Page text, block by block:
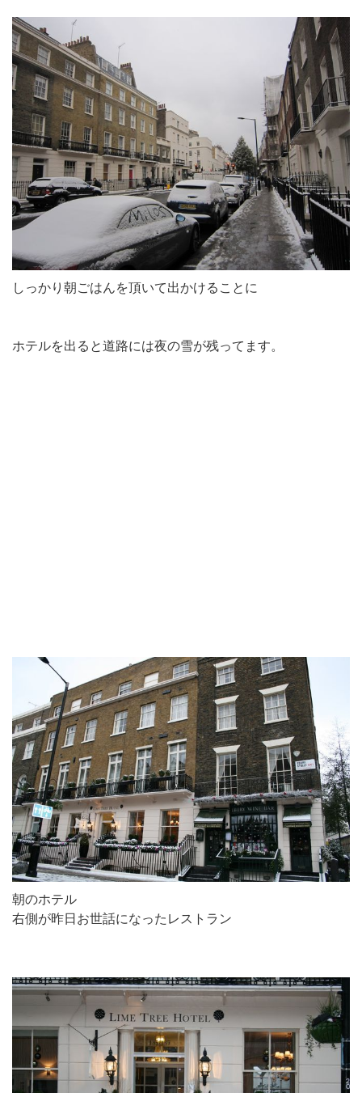
しっかり朝ごはんを頂いて出かけることに
ホテルを出ると道路には夜の雪が残ってます。
朝のホテル
右側が昨日お世話になったレストラン